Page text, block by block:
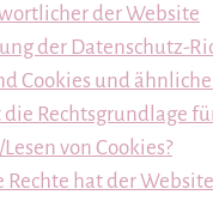
der Website
der Datenschutz-
Cookies und
die Rechtsgrundlage
von Cookies?
Rechte hat der